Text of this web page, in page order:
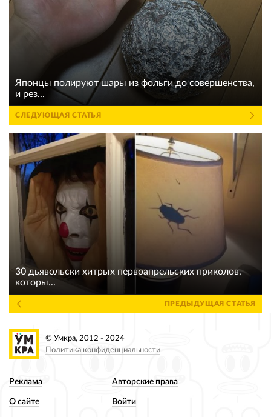
Японцы полируют шары из фольги до совершенства,
и рез...
СЛЕДУЮЩАЯ СТАТЬЯ
30 дьявольски хитрых первоапрельских приколов,
которы...
ПРЕДЫДУЩАЯ СТАТЬЯ
Реклама Авторские права
О сайте Войти
© Умкра, 2012 - 2024
Политика конфиденциальности